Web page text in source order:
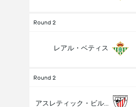
Round 2
レアル・ベティス
Round 2